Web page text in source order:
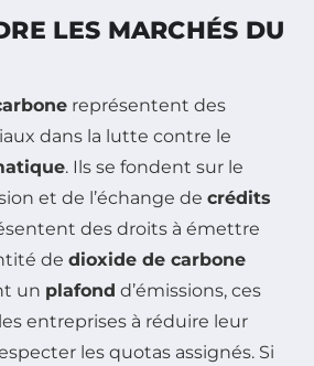
LES MARCHÉS DU
représentent des
dans la lutte contre le
. Ils se fondent sur le
et de l’échange de crédits
des droits à émettre
de dioxide de carbone
un plafond d’émissions, ces
entreprises à réduire leur
les quotas assignés. Si